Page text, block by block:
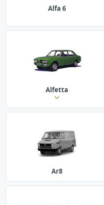
Alfa 6
Alfetta
Ar8